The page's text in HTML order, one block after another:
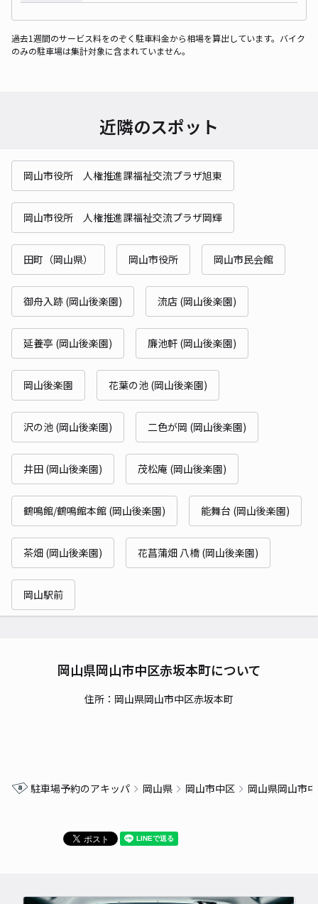
過去1週間のサービス料をのぞく駐車料金から相場を算出しています。バイク
のみの駐車場は集計対象に含まれていません。
近隣のスポット
岡山市役所 人権推進課福祉交流プラザ旭東
岡山市役所 人権推進課福祉交流プラザ岡輝
田町（岡山県） 岡山市役所 岡山市民会館
御舟入跡 (岡山後楽園) 流店 (岡山後楽園)
延養亭 (岡山後楽園) 廉池軒 (岡山後楽園)
岡山後楽園 花葉の池 (岡山後楽園)
沢の池 (岡山後楽園) 二色が岡 (岡山後楽園)
井田 (岡山後楽園) 茂松庵 (岡山後楽園)
鶴鳴館/鶴鳴館本館 (岡山後楽園) 能舞台 (岡山後楽園)
茶畑 (岡山後楽園) 花菖蒲畑 八橋 (岡山後楽園)
岡山駅前
岡山県岡山市中区赤坂本町について
住所：岡山県岡山市中区赤坂本町
駐車場予約のアキッパ 岡山県 岡山市中区 岡山県岡山市